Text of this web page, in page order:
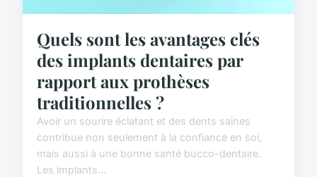
Quels sont les avantages clés
des implants dentaires par
rapport aux prothèses
traditionnelles ?
Avoir un sourire éclatant et des dents saines
contribue non seulement à la confiance en soi,
mais aussi à une bonne santé bucco-dentaire.
Les implants...